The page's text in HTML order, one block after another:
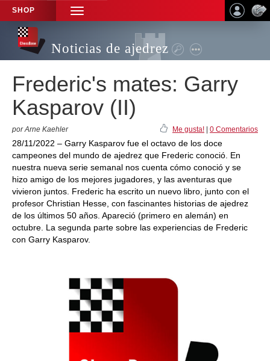
SHOP
TOGGLE
NAVIGATION
Noticias de ajedrez
Frederic's mates: Garry
Kasparov (II)
por Arne Kaehler Me gusta! 0 Comentarios
28/11/2022 – Garry Kasparov fue el octavo de los doce
campeones del mundo de ajedrez que Frederic conoció. En
nuestra nueva serie semanal nos cuenta cómo conoció y se
hizo amigo de los mejores jugadores, y las aventuras que
vivieron juntos. Frederic ha escrito un nuevo libro, junto con el
profesor Christian Hesse, con fascinantes historias de ajedrez
de los últimos 50 años. Apareció (primero en alemán) en
octubre. La segunda parte sobre las experiencias de Frederic
con Garry Kasparov.